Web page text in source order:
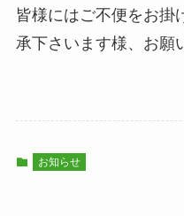
皆様にはご不便をお掛
承下さいます様、お願
お知らせ